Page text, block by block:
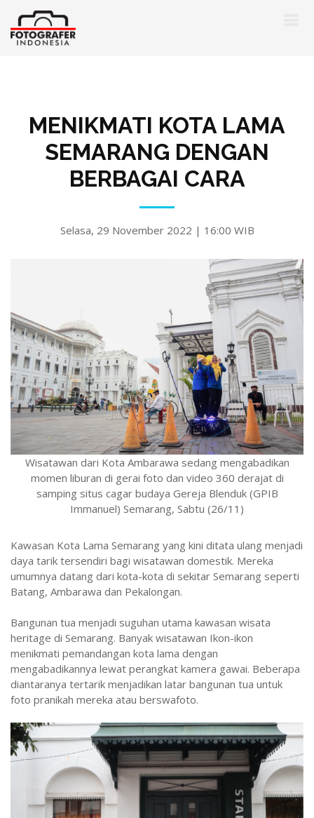
MENIKMATI KOTA LAMA
SEMARANG DENGAN
BERBAGAI CARA
Selasa, 29 November 2022 | 16:00 WIB
Wisatawan dari Kota Ambarawa sedang mengabadikan
momen liburan di gerai foto dan video 360 derajat di
samping situs cagar budaya Gereja Blenduk (GPIB
Immanuel) Semarang, Sabtu (26/11)
Kawasan Kota Lama Semarang yang kini ditata ulang menjadi
daya tarik tersendiri bagi wisatawan domestik. Mereka
umumnya datang dari kota-kota di sekitar Semarang seperti
Batang, Ambarawa dan Pekalongan.
Bangunan tua menjadi suguhan utama kawasan wisata
heritage di Semarang. Banyak wisatawan Ikon-ikon
menikmati pemandangan kota lama dengan
mengabadikannya lewat perangkat kamera gawai. Beberapa
diantaranya tertarik menjadikan latar bangunan tua untuk
foto pranikah mereka atau berswafoto.